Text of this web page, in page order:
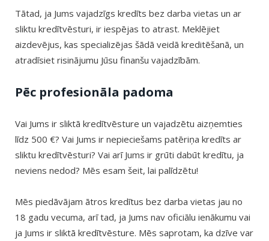
Tātad, ja Jums vajadzīgs kredīts bez darba vietas un ar
sliktu kredītvēsturi, ir iespējas to atrast. Meklējiet
aizdevējus, kas specializējas šādā veidā kreditēšanā, un
atradīsiet risinājumu Jūsu finanšu vajadzībām.
Pēc profesionāla padoma
Vai Jums ir sliktā kredītvēsture un vajadzētu aizņemties
līdz 500 €? Vai Jums ir nepieciešams patēriņa kredīts ar
sliktu kredītvēsturi? Vai arī Jums ir grūti dabūt kredītu, ja
neviens nedod? Mēs esam šeit, lai palīdzētu!
Mēs piedāvājam ātros kredītus bez darba vietas jau no
18 gadu vecuma, arī tad, ja Jums nav oficiālu ienākumu vai
ja Jums ir sliktā kredītvēsture. Mēs saprotam, ka dzīve var